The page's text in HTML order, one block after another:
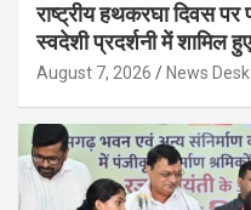
राष्ट्रीय हथकरघा दिवस
स्वदेशी प्रदर्शनी में शामिल
August 7, 2026 News Desk